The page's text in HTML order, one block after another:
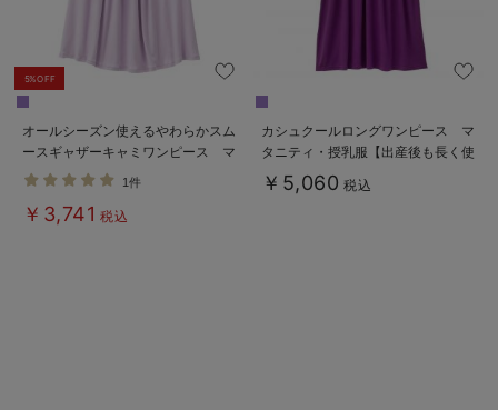
5%OFF
オールシーズン使えるやわらかスム
ースギャザーキャミワンピース マ
タニティ・授乳服【出産後も長く使
1件
￥3,741 税込
カシュクールロングワンピース マ
タニティ・授乳服【出産後も長く使
える】
￥5,060 税込